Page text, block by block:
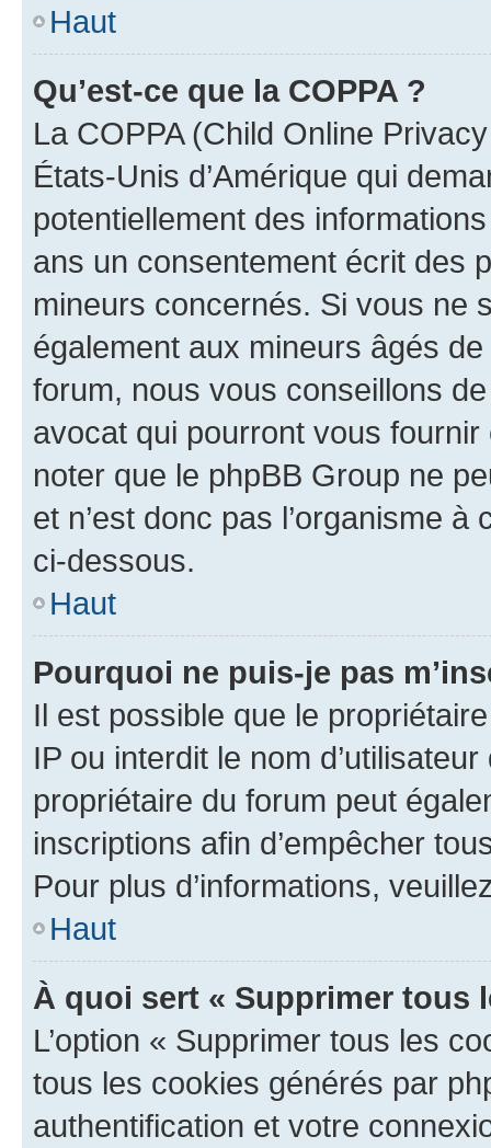
Haut
Qu’est-ce que la COPPA ?
La COPPA (Child Online
États-Unis d’Amérique qui
potentiellement des
ans un consentement écrit des
mineurs concernés. Si vous ne
également aux mineurs âgés
forum, nous vous conseillons
avocat qui pourront vous
noter que le phpBB Group ne
et n’est donc pas l’organisme
ci-dessous.
Haut
Pourquoi ne puis-je pas
Il est possible que le
IP ou interdit le nom
propriétaire du forum peut
inscriptions afin d’empêcher
Pour plus d’informations,
Haut
À quoi sert « Supprimer tous
L’option « Supprimer tous les
tous les cookies générés par
authentification et votre